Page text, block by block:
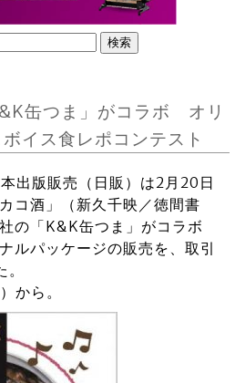
缶つま」がコラボ オリ
イス食レポコンテスト
出版販売（日販）は2月20日
コ酒」（新久千映／徳間書
の「K&K缶つま」がコラボ
ルパッケージの販売を、取引
から。